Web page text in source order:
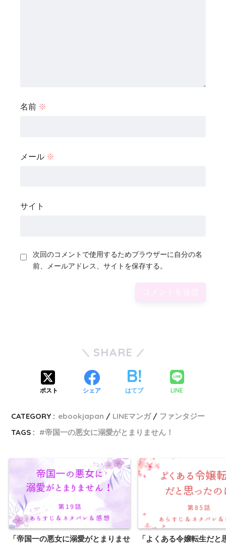
名前 ※
メール ※
サイト
次回のコメントで使用するためブラウザーに自分の名
前、メールアドレス、サイトを保存する。
SHARE
ポスト シェア はてブ LINE
CATEGORY : ebookjapan LINEマンガ
ファンタジー
TAGS :
帝国一の悪女に溺愛がとまりません！
「帝国一の悪女に溺愛がとまりませ
「よくある令嬢転生だと